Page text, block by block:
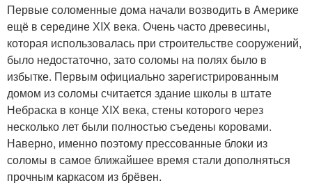
Первые соломенные дома начали возводить в Америке
ещё в середине ХIХ века. Очень часто древесины,
которая использовалась при строительстве сооружений,
было недостаточно, зато соломы на полях было в
избытке. Первым официально зарегистрированным
домом из соломы считается здание школы в штате
Небраска в конце ХIХ века, стены которого через
несколько лет были полностью съедены коровами.
Наверно, именно поэтому прессованные блоки из
соломы в самое ближайшее время стали дополняться
прочным каркасом из брёвен.